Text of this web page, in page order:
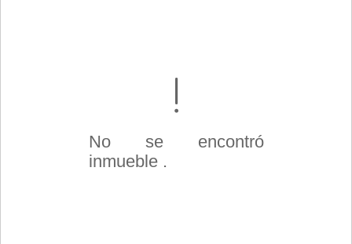
No se encontró
inmueble .